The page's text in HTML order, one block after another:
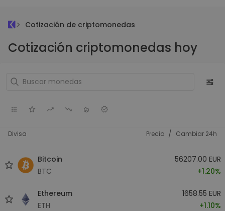
Cotización de criptomonedas
Cotización criptomonedas hoy
Divisa Precio / Cambiar 24h
Bitcoin
BTC
56207.00 EUR
+1.20%
Ethereum
ETH
1658.55 EUR
+1.10%